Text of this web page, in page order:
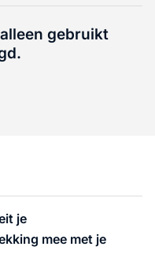
gebruikt
je
mee met je